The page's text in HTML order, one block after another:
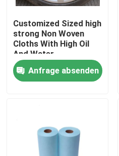
Über uns
Customized Sized high
strong Non Woven
Cloths With High Oil
And Water
Absorbency Jumbo
Industrial Wipes
Anfrage absenden